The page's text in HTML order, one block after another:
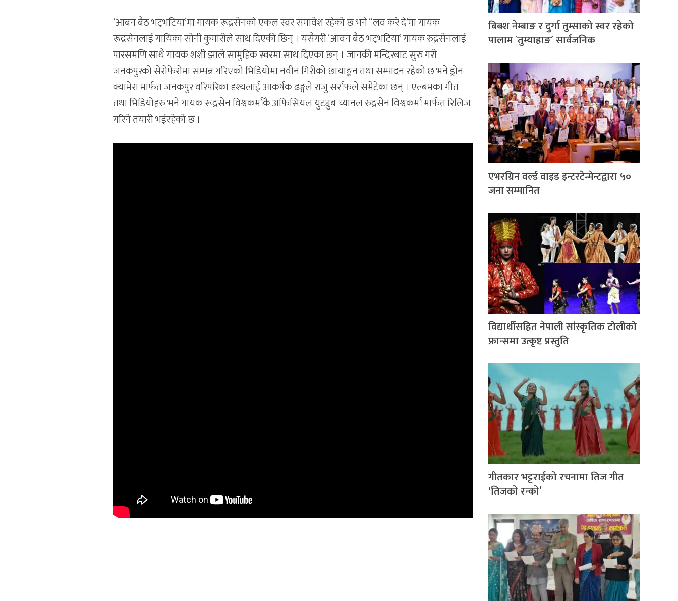
‘आबन बैठ भट्भटिया’मा गायक रूद्रसेनको एकल स्वर समावेश रहेको छ भने “लव करे दे’मा गायक
रूद्रसेनलाई गायिका सोनी कुमारीले साथ दिएकी छिन् । यसैगरी ‘आवन बैठ भट्भटिया’ गायक रुद्रसेनलाई
पारसमणि साथै गायक शशी झाले सामुहिक स्वरमा साथ दिएका छन् । जानकी मन्दिरबाट सुरु गरी
जनकपुरको सेरोफेरोमा सम्पन्न गरिएको भिडियोमा नवीन गिरीको छायाङ्कन तथा सम्पादन रहेको छ भने ड्रोन
क्यामेरा मार्फत जनकपुर वरिपरिका दृश्यलाई आकर्षक ढङ्गले राजु सर्राफले समेटेका छन् । एल्बमका गीत
तथा भिडियोहरु भने गायक रूद्रसेन विश्वकर्माकै अफिसियल युट्युब च्यानल रुद्रसेन विश्वकर्मा मार्फत रिलिज
गरिने तयारी भईरहेको छ ।
बिबश नेम्बाङ र दुर्गा तुम्साको स्वर रहेको
पालाम `तुम्याहाङ´ सार्वजनिक
एभरग्रिन वर्ल्ड वाइड इन्टरटेन्मेन्टद्वारा ५०
जना सम्मानित
विद्यार्थीसहित नेपाली सांस्कृतिक टोलीको
फ्रान्समा उत्कृष्ट प्रस्तुति
गीतकार भट्टराईको रचनामा तिज गीत
‘तिजको रन्को’